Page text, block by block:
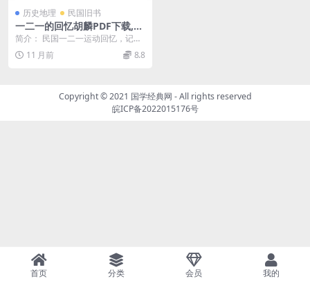
历史地理 民国旧书
一二一的回忆胡麟PDF下载,一
二一运动研究史料
简介： 民国一二一运动回忆，记录
惨案发生的经过，是研究一二一运
动的珍贵史料。 截...
11 月前 8.8
Copyright © 2021 国学经典网 - All rights reserved
皖ICP备2022015176号
首页 分类 会员 我的